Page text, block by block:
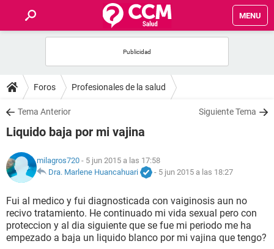
MENU
FOROS
SALUD
FAMILIA
NUTRICIÓN
BIENESTAR
SEXUALIDAD
Foros Profesionales de la salud
Tema Anterior Siguiente Tema
Liquido baja por mi vajina
milagros720 - 5 jun 2015 a las 17:58
Dra. Marlene Huancahuari
- 5 jun 2015 a las 18:27
Fui al medico y fui diagnosticada con vaiginosis aun no
recivo tratamiento. He continuado mi vida sexual pero con
proteccion y al dia siguiente que se fue mi periodo me ha
empezado a baja un liquido blanco por mi vajina que tengo?